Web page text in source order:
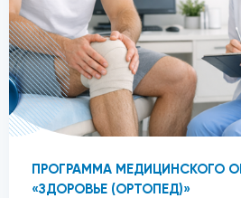
ПРОГРАММА МЕДИЦИНСКОГО
«ЗДОРОВЬЕ (ОРТОПЕД)»